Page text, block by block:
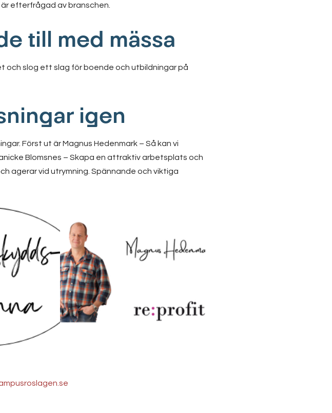
är efterfrågad av branschen.
till med mässa
och slog ett slag för boende och utbildningar på
igen
Först ut är Magnus Hedenmark – Så kan vi
Blomsnes – Skapa en attraktiv arbetsplats och
agerar vid utrymning. Spännande och viktiga